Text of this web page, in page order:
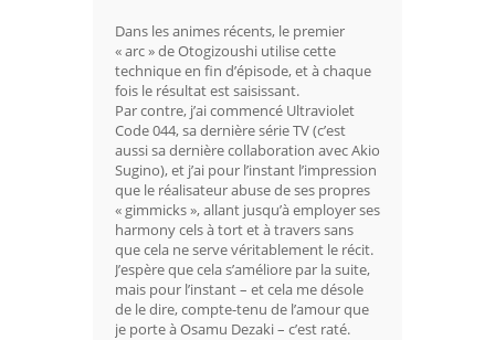
Dans les animes récents, le premier
« arc » de Otogizoushi utilise cette
technique en fin d’épisode, et à chaque
fois le résultat est saisissant.
Par contre, j’ai commencé Ultraviolet
Code 044, sa dernière série TV (c’est
aussi sa dernière collaboration avec Akio
Sugino), et j’ai pour l’instant l’impression
que le réalisateur abuse de ses propres
« gimmicks », allant jusqu’à employer ses
harmony cels à tort et à travers sans
que cela ne serve véritablement le récit.
J’espère que cela s’améliore par la suite,
mais pour l’instant – et cela me désole
de le dire, compte-tenu de l’amour que
je porte à Osamu Dezaki – c’est raté.